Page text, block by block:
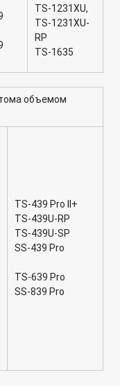
жесткий диск для
в качестве UTM
среду
используя VMware
в сетевых
It is suggested that
журнале. Что
и состояние
накопителе?
дисплее сетевого
TS-1231XU,
TS-1231XU-
RP
TS-1635
объемом
TS-439 Pro II+
TS-439U-RP
TS-439U-SP
SS-439 Pro
TS-639 Pro
SS-839 Pro